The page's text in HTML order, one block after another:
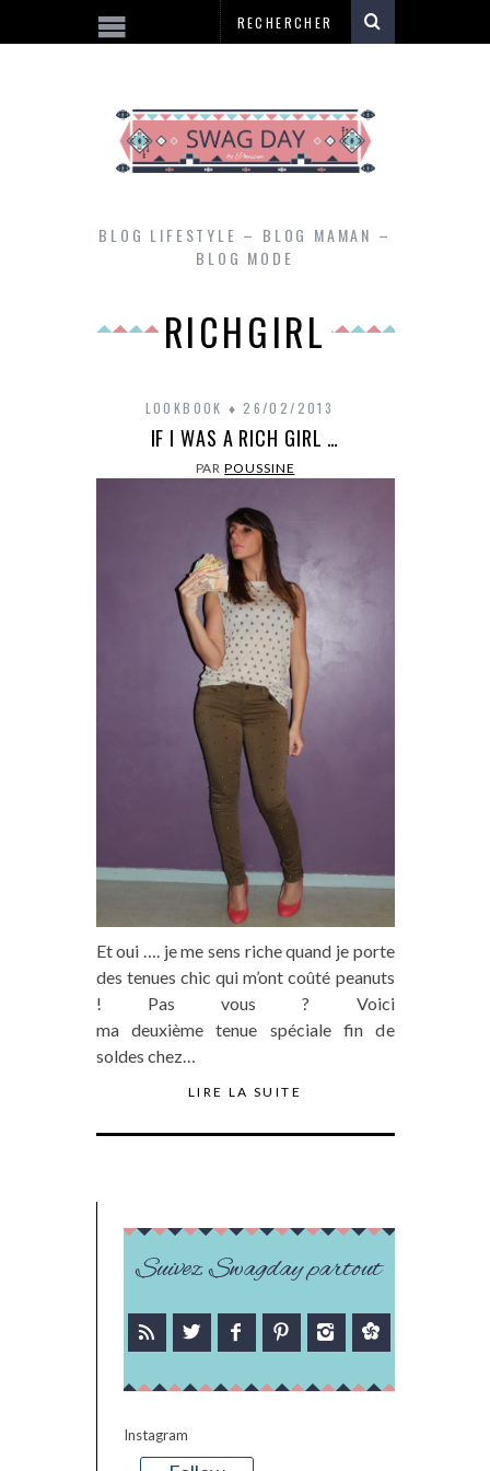
BLOG LIFESTYLE – BLOG MAMAN –
BLOG MODE
RICHGIRL
LOOKBOOK 26/02/2013
IF I WAS A RICH GIRL …
PARPOUSSINE
Et oui …. je me sens riche quand je porte
des tenues chic qui m’ont coûté peanuts
! Pas vous ? Voici
ma deuxième tenue spéciale fin de
soldes chez…
LIRE LA SUITE
Suivez Swagday partout
Instagram